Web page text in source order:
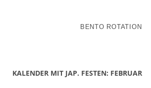
BENTO ROTATION
KALENDER MIT JAP. FESTEN: FEBRUAR